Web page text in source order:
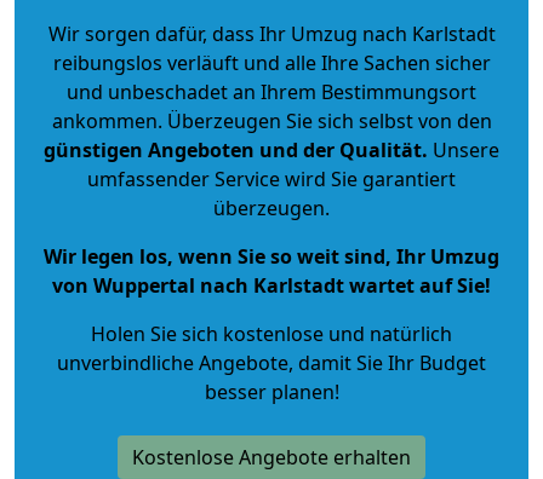
Wir sorgen dafür, dass Ihr Umzug nach Karlstadt
reibungslos verläuft und alle Ihre Sachen sicher
und unbeschadet an Ihrem Bestimmungsort
ankommen. Überzeugen Sie sich selbst von den
günstigen Angeboten und der Qualität. Unsere
umfassender Service wird Sie garantiert
überzeugen.
Wir legen los, wenn Sie so weit sind, Ihr Umzug
von Wuppertal nach Karlstadt wartet auf Sie!
Holen Sie sich kostenlose und natürlich
unverbindliche Angebote, damit Sie Ihr Budget
besser planen!
Kostenlose Angebote erhalten